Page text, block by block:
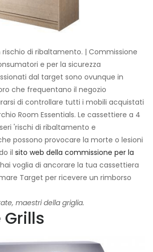
rischio di ribaltamento. | Commissione
e per la sicurezza
dal target sono ovunque in
che frequentano il negozio
di controllare tutti i mobili acquistati
Room Essentials. Le cassettiere a 4
'rischi di ribaltamento e
possono provocare la morte o lesioni
il sito web della commissione per la
hai voglia di ancorare la tua cassettiera
Target per ricevere un rimborso
maestri della griglia.
Grills